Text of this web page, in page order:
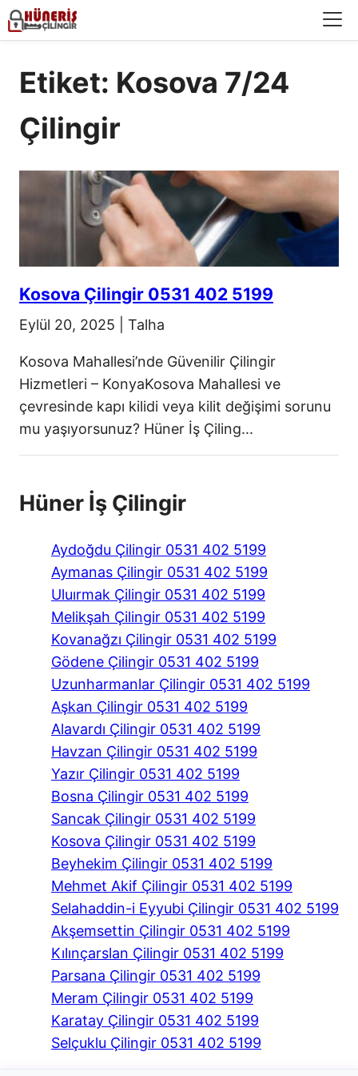
Etiket: Kosova 7/24
Çilingir
Kosova Çilingir 0531 402 5199
Eylül 20, 2025 Talha
Kosova Mahallesi’nde Güvenilir Çilingir
Hizmetleri – KonyaKosova Mahallesi ve
çevresinde kapı kilidi veya kilit değişimi sorunu
mu yaşıyorsunuz? Hüner İş Çiling...
Hüner İş Çilingir
Aydoğdu Çilingir 0531 402 5199
Aymanas Çilingir 0531 402 5199
Uluırmak Çilingir 0531 402 5199
Melikşah Çilingir 0531 402 5199
Kovanağzı Çilingir 0531 402 5199
Gödene Çilingir 0531 402 5199
Uzunharmanlar Çilingir 0531 402 5199
Aşkan Çilingir 0531 402 5199
Alavardı Çilingir 0531 402 5199
Havzan Çilingir 0531 402 5199
Yazır Çilingir 0531 402 5199
Bosna Çilingir 0531 402 5199
Sancak Çilingir 0531 402 5199
Kosova Çilingir 0531 402 5199
Beyhekim Çilingir 0531 402 5199
Mehmet Akif Çilingir 0531 402 5199
Selahaddin-i Eyyubi Çilingir 0531 402 5199
Akşemsettin Çilingir 0531 402 5199
Kılınçarslan Çilingir 0531 402 5199
Parsana Çilingir 0531 402 5199
Meram Çilingir 0531 402 5199
Karatay Çilingir 0531 402 5199
Selçuklu Çilingir 0531 402 5199